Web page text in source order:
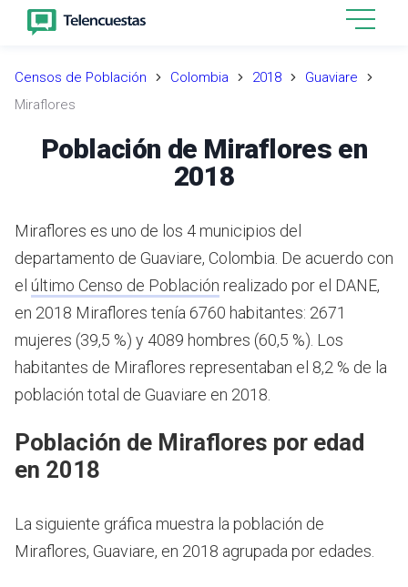
Censos de Población Colombia 2018
Guaviare
Miraflores
Población de Miraflores en
2018
Miraflores es uno de los 4 municipios del
departamento de Guaviare, Colombia. De acuerdo con
el último Censo de Población realizado por el DANE,
en 2018 Miraflores tenía 6760 habitantes: 2671
mujeres (39,5 %) y 4089 hombres (60,5 %). Los
habitantes de Miraflores representaban el 8,2 % de la
población total de Guaviare en 2018.
Población de Miraflores por edad
en 2018
La siguiente gráfica muestra la población de
Miraflores, Guaviare, en 2018 agrupada por edades.